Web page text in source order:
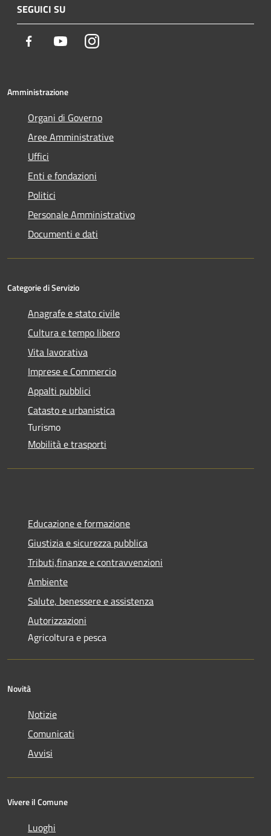
SEGUICI SU
Facebook YoutubeInstagram
Amministrazione
Organi di Governo
Aree Amministrative
Uffici
Enti e fondazioni
Politici
Personale Amministrativo
Documenti e dati
Categorie di Servizio
Anagrafe e stato civile
Cultura e tempo libero
Vita lavorativa
Imprese e Commercio
Appalti pubblici
Catasto e urbanistica
Turismo
Mobilità e trasporti
Educazione e formazione
Giustizia e sicurezza pubblica
Tributi,finanze e contravvenzioni
Ambiente
Salute, benessere e assistenza
Autorizzazioni
Agricoltura e pesca
Novità
Notizie
Comunicati
Avvisi
Vivere il Comune
Luoghi